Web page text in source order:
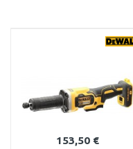
153,50 €